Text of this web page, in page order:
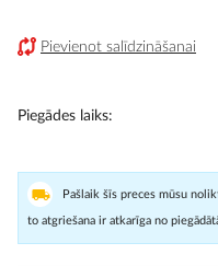
Pievienot salīdzināšanai
Piegādes laiks
Pašlaik šīs preces mūsu
to atgriešana ir atkarīga no